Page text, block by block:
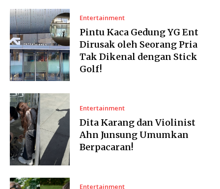
Entertainment
Pintu Kaca Gedung YG Ent
Dirusak oleh Seorang Pria
Tak Dikenal dengan Stick
Golf!
Entertainment
Dita Karang dan Violinist
Ahn Junsung Umumkan
Berpacaran!
Entertainment